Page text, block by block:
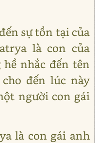
sự tồn tại của
là con của
nhắc đến tên
đến lúc này
người con gái
là con gái anh